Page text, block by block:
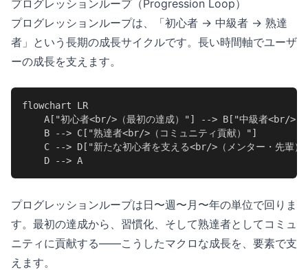
プログレッションループ（Progression Loop）
プログレッションループは、「初心者 → 中級者 → 熟達
者」という長期の成長サイクルです。長い時間軸でユーザ
ーの成長を支えます。
flowchart LR
A["初心者<br/>（最初の達成）"] --> B["中級者<br/>（
    B --> C["熟達者<br/>（コミュニティ貢献）"]
C --> D["新たな初心者を支える<br/>（メンター・先輩）
    D --> A
プログレッションループは日〜週〜月〜年の単位で回りま
す。最初の達成から、習慣化、そして熟達者としてコミュ
ニティに貢献する——こうしたマクロな成長を、要素で支
えます。